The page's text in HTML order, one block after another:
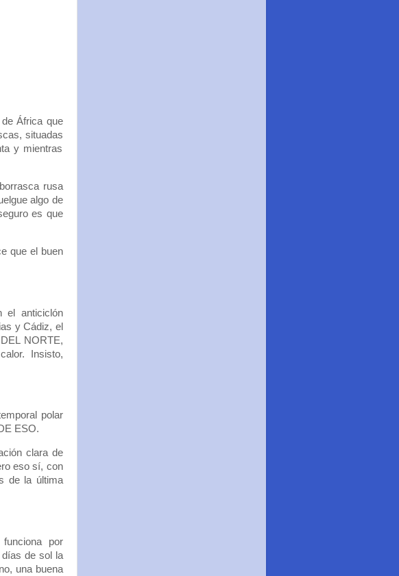
África que
situadas
y mientras
rusa
algo de
es que
que el buen
el anticiclón
y Cádiz, el
NORTE,
Insisto,
polar
ESO.
clara de
eso sí, con
de la última
por
de sol la
una buena